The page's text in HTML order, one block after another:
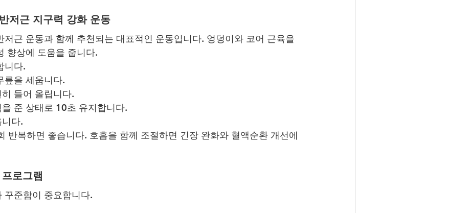
저근 지구력 강화 운동
저근 운동과 함께 추천되는 대표적인 운동입니다. 엉덩이와 코어 근육을
향상에 도움을 줍니다.
니다.
릎을 세웁니다.
들어 올립니다.
준 상태로 10초 유지합니다.
다.
반복하면 좋습니다. 호흡을 함께 조절하면 긴장 완화와 혈액순환 개선에
로그램
꾸준함이 중요합니다.